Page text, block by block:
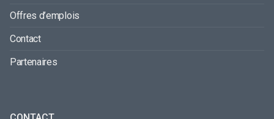
Offres d’emplois
Contact
Partenaires